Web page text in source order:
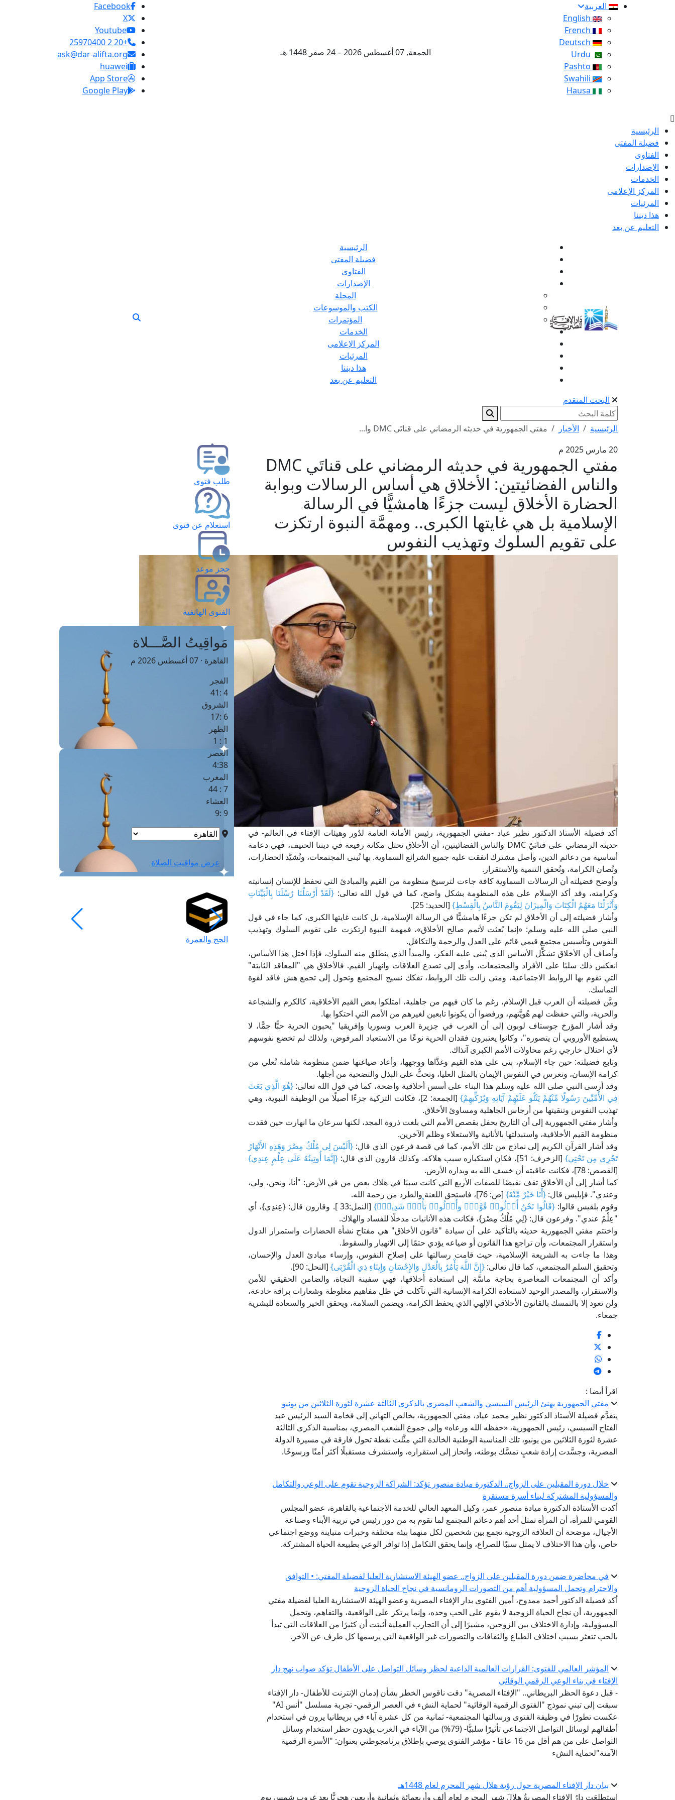
العربية
الجمعة, 07 أغسطس 2026 – 24 صفر 1448 هـ
Facebook
X
Youtube
+20 2 25970400
ask@dar-alifta.org
huawei
App Store
Google Play
الرئيسية
فضيلة المفتى
الفتاوى
الإصدارات
الخدمات
المركز الإعلامى
المرئيات
هذا ديننا
التعليم عن بعد
الرئيسية
فضيلة المفتى
الفتاوى
الإصدارات
المجلة
الكتب والموسوعات
المؤتمرات
الخدمات
المركز الإعلامى
المرئيات
هذا ديننا
التعليم عن بعد
البحث المتقدم
الرئيسية الأخبار
مفتي الجمهورية في حديثه الرمضاني على قناتَي DMC وا...
20 مارس 2025 م
مفتي الجمهورية في حديثه الرمضاني على قناتَي DMC
والناس الفضائيتين: الأخلاق هي أساس الرسالات وبوابة
الحضارة الأخلاق ليست جزءًا هامشيًّا في الرسالة
الإسلامية بل هي غايتها الكبرى.. ومهمَّة النبوة ارتكزت
على تقويم السلوك وتهذيب النفوس
أكد فضيلة الأستاذ الدكتور نظير عياد -مفتي الجمهورية، رئيس الأمانة العامة لدُور وهيئات الإفتاء في العالم- في
حديثه الرمضاني على قناتَيْ DMC والناس الفضائيتين، أن الأخلاق تحتل مكانة رفيعة في ديننا الحنيف، فهي دعامة
أساسية من دعائم الدين، وأصل مشترك اتفقت عليه جميع الشرائع السماوية. بها تُبنى المجتمعات، وتُشيَّد الحضارات،
وتُصان الكرامة، وتُحقق التنمية والاستقرار.
وأوضح فضيلته أن الرسالات السماوية كافة جاءت لترسيخ منظومة من القيم والمبادئ التي تحفظ للإنسان إنسانيته
وكرامته، وقد أكد الإسلام على هذه المنظومة بشكل واضح، كما في قول الله تعالى: {لَقَدْ أَرْسَلْنَا رُسُلَنَا بِالْبَيِّنَاتِ
وَأَنْزَلْنَا مَعَهُمُ الْكِتَابَ وَالْمِيزَانَ لِيَقُومَ النَّاسُ بِالْقِسْطِ} [الحديد: 25].
وأشار فضيلته إلى أن الأخلاق لم تكن جزءًا هامشيًّا في الرسالة الإسلامية، بل كانت غايتها الكبرى، كما جاء في قول
النبي صلى الله عليه وسلم: «إنما بُعثت لأتمم صالح الأخلاق»، فمهمة النبوة ارتكزت على تقويم السلوك وتهذيب
النفوس وتأسيس مجتمع قيمي قائم على العدل والرحمة والتكافل.
وأضاف أن الأخلاق تشكِّل الأساس الذي يُبنى عليه الفكر، والمبدأ الذي ينطلق منه السلوك، فإذا اختل هذا الأساس،
انعكس ذلك سلبًا على الأفراد والمجتمعات، وأدى إلى تصدع العلاقات وانهيار القيم. فالأخلاق هي "المعاقد الثابتة"
التي تقوم بها الروابط الاجتماعية، ومتى زالت تلك الروابط، تفكك نسيج المجتمع وتحول إلى تجمع هش فاقد لقوة
التماسك.
وبيَّن فضيلته أن العرب قبل الإسلام، رغم ما كان فيهم من جاهلية، امتلكوا بعض القيم الأخلاقية، كالكرم والشجاعة
والحرية، والتي حفظت لهم هُويَّتهم، ورفضوا أن يكونوا تابعين لغيرهم من الأمم التي احتكوا بها.
وقد أشار المؤرخ جوستاف لوبون إلى أن العرب في جزيرة العرب وسوريا وإفريقيا "يحبون الحرية حبًّا جمًّا، لا
يستطيع الأوروبي أن يتصوره"، وكانوا يعتبرون فقدان الحرية نوعًا من الاستعباد المرفوض، ولذلك لم تخضع نفوسهم
لأي احتلال خارجي رغم محاولات الأمم الكبرى آنذاك.
وتابع فضيلته: حين جاء الإسلام، بنى على هذه القيم وغذَّاها ووجهها، وأعاد صياغتها ضمن منظومة شاملة تُعلي من
كرامة الإنسان، وتغرس في النفوس الإيمان بالمثل العليا، وتحثُّ على البذل والتضحية من أجلها.
وقد أرسى النبي صلى الله عليه وسلم هذا البناء على أسس أخلاقية واضحة، كما في قول الله تعالى:{هُوَ الَّذِي بَعَثَ
فِي الأُمِّيِّينَ رَسُولًا مِّنْهُمْ يَتْلُو عَلَيْهِمْ آيَاتِهِ وَيُزَكِّيهِمْ}
[الجمعة: 2]، فكانت التزكية جزءًا أصيلًا من الوظيفة النبوية، وهي
تهذيب النفوس وتنقيتها من أرجاس الجاهلية ومساوئ الأخلاق.
وأشار مفتي الجمهورية إلى أن التاريخ يحفل بقصص الأمم التي بلغت ذروة المجد، لكنها سرعان ما انهارت حين فقدت
منظومة القيم الأخلاقية، واستبدلتها بالأنانية والاستعلاء وظلم الآخرين.
وقد أشار القرآن الكريم إلى نماذج من تلك الأمم، كما في قصة فرعون الذي قال: {أَلَيْسَ لِي مُلْكُ مِصْرَ وَهَذِهِ الأَنْهَارُ
تَجْرِي مِن تَحْتِي} [الزخرف: 51]، فكان استكباره سبب هلاكه. وكذلك قارون الذي قال:
{إِنَّمَا أُوتِيتُهُ عَلَى عِلْمٍ عِندِي}
[القصص: 78]، فكانت عاقبته أن خسف الله به وبداره الأرض.
كما أشار إلى أن الأخلاق تقف نقيضًا للصفات الأربع التي كانت سببًا في هلاك بعض من في الأرض: "أنا، ونحن، ولي،
وعندي". فإبليس قال: {أَنَا خَيْرٌ مِّنْهُ} [ص: 76]، فاستحق اللعنة والطرد من رحمة الله.
وقوم بلقيس قالوا:{قَالُوا نَحْنُ أُو۟لُوا۟ قُوَّةٍۢ وَأُو۟لُوا۟ بَأْسٍۢ شَدِيدٍۢ}
[النمل:33 ]. وقارون قال: {عِندِي}، أي
"عِلْمٌ عندي". وفرعون قال: {لِي مُلْكُ مِصْرَ}، فكانت هذه الأنانيات مدخلًا للفساد والهلاك.
واختتم مفتي الجمهورية حديثه بالتأكيد على أن سيادة "قانون الأخلاق" هي مفتاح نشأة الحضارات واستمرار الدول
واستقرار المجتمعات، وأن تراجع هذا القانون أو ضياعه يؤدي حتمًا إلى الانهيار والسقوط.
وهذا ما جاءت به الشريعة الإسلامية، حيث قامت رسالتها على إصلاح النفوس، وإرساء مبادئ العدل والإحسان،
وتحقيق السلم المجتمعي، كما قال تعالى: {إِنَّ اللَّهَ يَأْمُرُ بِالْعَدْلِ وَالإِحْسَانِ وَإِيتَاءِ ذِي الْقُرْبَى} [النحل: 90].
وأكد أن المجتمعات المعاصرة بحاجة ماسَّة إلى استعادة أخلاقها، فهي سفينة النجاة، والضامن الحقيقي للأمن
والاستقرار، والمصدر الوحيد لاستعادة الكرامة الإنسانية التي تآكلت في ظل مفاهيم مغلوطة وشعارات براقة خادعة،
ولن تعود إلا بالتمسك بالقانون الأخلاقي الإلهي الذي يحفظ الكرامة، ويضمن السلامة، ويحقق الخير والسعادة للبشرية
جمعاء.
اقرأ أيضا :
مفتي الجمهورية يهنئ الرئيس السيسي والشعب المصري بالذكرى الثالثة عشرة لثورة الثلاثين من يونيو
يتقدَّم فضيلة الأستاذ الدكتور نظير محمد عياد، مفتي الجمهورية، بخالص التهاني إلى فخامة السيد الرئيس عبد
الفتاح السيسي، رئيس الجمهورية، «حفظه الله ورعاه» وإلى جموع الشعب المصري، بمناسبة الذكرى الثالثة
عشرة لثورة الثلاثين من يونيو، تلك المناسبة الوطنية الخالدة التي مثَّلت نقطة تحول فارقة في مسيرة الدولة
المصرية، وجسَّدت إرادة شعبٍ تمسَّك بوطنه، وانحاز إلى استقراره، واستشرف مستقبلًا أكثر أمنًا ورسوخًا.
خلال دورة المقبلين على الزواج.. الدكتورة ميادة منصور تؤكد: الشراكة الزوجية تقوم على الوعي والتكامل
والمسؤولية المشتركة لبناء أسرة مستقرة
أكدت الأستاذة الدكتورة ميادة منصور عمر، وكيل المعهد العالي للخدمة الاجتماعية بالقاهرة، عضو المجلس
القومي للمرأة، أن المرأة تمثل أحد أهم دعائم المجتمع لما تقوم به من دور رئيس في تربية الأبناء وصناعة
الأجيال، موضحة أن العلاقة الزوجية تجمع بين شخصين لكل منهما بيئة مختلفة وخبرات متباينة ووضع اجتماعي
خاص، وأن هذا الاختلاف لا يمثل سببًا للصراع، وإنما يحقق التكامل إذا توافر الوعي بطبيعة الحياة المشتركة.
في محاضرة ضمن دورة المقبلين على الزواج.. عضو الهيئة الاستشارية العليا لفضيلة المفتي: • التوافق
والاحترام وتحمل المسؤولية أهم من التصورات الرومانسية في نجاح الحياة الزوجية
أكد فضيلة الدكتور أحمد ممدوح، أمين الفتوى بدار الإفتاء المصرية وعضو الهيئة الاستشارية العليا لفضيلة مفتي
الجمهورية، أن نجاح الحياة الزوجية لا يقوم على الحب وحده، وإنما يرتكز على الواقعية، والتفاهم، وتحمل
المسؤولية، وإدارة الاختلاف بين الزوجين، مشيرًا إلى أن التجارب العملية أثبتت أن كثيرًا من العلاقات التي تبدأ
بالحب تتعثر بسبب اختلاف الطباع والثقافات والتصورات غير الواقعية التي يرسمها كل طرف عن الآخر.
المؤشر العالمي للفتوى: القرارات العالمية الداعية لحظر وسائل التواصل على الأطفال تؤكد صواب نهج دار
الإفتاء في بناء الوعي الرقمي الوقائي
- قبل دعوة الحظر البريطاني.. "الإفتاء المصرية" دقت ناقوس الخطر بشأن إدمان الإنترنت للأطفال- دار الإفتاء
سبقت إلى تبني نموذج "الفتوى الرقمية الوقائية" لحماية النشء في العصر الرقمي- تجربة مسلسل "أنس AI"
عكست تطورًا في وظيفة الفتوى ورسالتها المجتمعية- ثمانية من كل عشرة آباء في بريطانيا يرون في استخدام
أطفالهم لوسائل التواصل الاجتماعي تأثيرًا سلبيًّا- (79%) من الآباء في الغرب يؤيدون حظر استخدام وسائل
التواصل على من هم أقل من 16 عامًا - مؤشر الفتوى يوصي بإطلاق برنامجوطني بعنوان: "الأسرة الرقمية
الآمنة"لحماية النشء
بيان دار الإفتاء المصرية حول رؤية هلال شهر المحرم لعام 1448هـ
استطلعَت دارُ الإفتاءِ المصريةُ هلالَ شهرِ المحرم لعام ألفٍ وأربعمائةٍ وثمانية وأربعين هجريًّا بعد غروب شمس يوم
طلب فتوى
استعلام عن فتوى
حجز موعد
الفتوى الهاتفية
مَواقِيتُ الصَّـــلاة
القاهرة · 07 أغسطس 2026 م
الفجر
4 :41
الشروق
6 :17
الظهر
1 : 1
العصر
4:38
المغرب
7 : 44
العشاء
9 :9
عرض مواقيت الصلاة
الحج والعمرة